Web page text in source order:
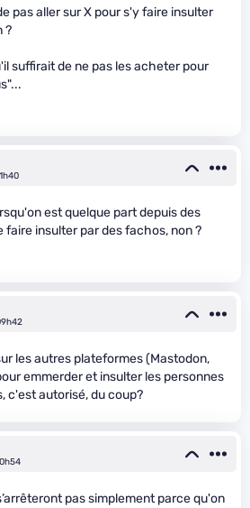
pas aller sur X pour s'y faire insulter
?
suffirait de ne pas les acheter pour
est quelque part depuis des
faire insulter par des fachos, non ?
les autres plateformes (Mastodon,
emmerder et insulter les personnes
c'est autorisé, du coup?
pas simplement parce qu'on